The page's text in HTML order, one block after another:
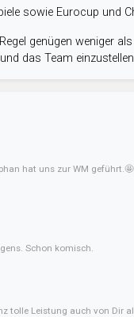
sowie Eurocup und
genügen weniger
das Team
hat uns zur WM geführt.🤩
Schon komisch.
tolle Leistung auch von Dir